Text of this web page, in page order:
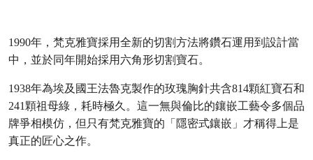
1990年，梵克雅寶採用全新的切割方法將鑽石運用到設計當
中，並於同年開始採用六角形切割寶石。
1938年為埃及國王法魯克製作的玫瑰胸針共含814顆紅寶石和
241顆祖母綠，耗時極久。這一無與倫比的鑲嵌工藝令多個品
牌爭相模仿，但只有梵克雅寶的「隱密式鑲嵌」才稱得上是
真正的匠心之作。